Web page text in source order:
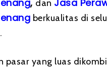
, dan Jasa
berkualitas di
pasar yang luas